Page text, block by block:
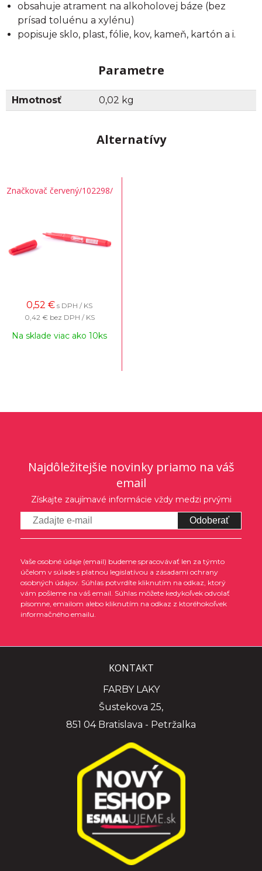
obsahuje atrament na alkoholovej báze (bez
prísad toluénu a xylénu)
popisuje sklo, plast, fólie, kov, kameň, kartón a i.
Parametre
Hmotnosť 0,02 kg
Alternatívy
Značkovač červený/102298/
0,52 € s DPH / KS
0,42 € bez DPH / KS
Na sklade viac ako 10ks
Najdôležitejšie novinky priamo na váš
email
Získajte zaujímavé informácie vždy medzi prvými
Odoberať
Vaše osobné údaje (email) budeme spracovávať len za týmto
účelom v súlade s platnou legislatívou a zásadami ochrany
osobných údajov. Súhlas potvrdíte kliknutím na odkaz, ktorý
vám pošleme na váš email. Súhlas môžete kedykoľvek odvolať
písomne, emailom alebo kliknutím na odkaz z ktoréhokoľvek
informačného emailu.
KONTAKT
FARBY LAKY
Šustekova 25,
851 04 Bratislava - Petržalka